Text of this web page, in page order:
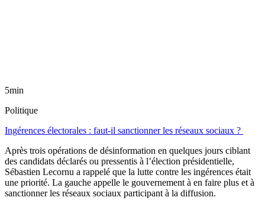
5min
Politique
Ingérences électorales : faut-il sanctionner les réseaux sociaux ?
Après trois opérations de désinformation en quelques jours ciblant
des candidats déclarés ou pressentis à l’élection présidentielle,
Sébastien Lecornu a rappelé que la lutte contre les ingérences était
une priorité. La gauche appelle le gouvernement à en faire plus et à
sanctionner les réseaux sociaux participant à la diffusion.